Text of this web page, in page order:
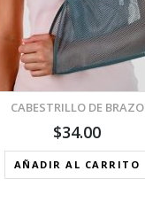
CABESTRILLO DE BRAZO
$34.00
AÑADIR AL CARRITO